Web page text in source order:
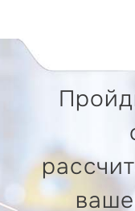
копейки), в т.ч.
один рубль
улица
Калуга.
Для